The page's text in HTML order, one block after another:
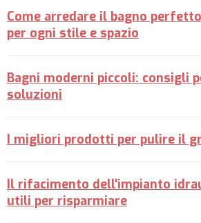
Come arredare il bagno
per ogni stile e spazio
Bagni moderni piccoli: consigli
soluzioni
I migliori prodotti per pulire il
Il rifacimento dell'impianto
utili per risparmiare